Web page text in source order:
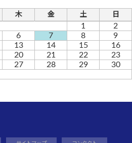
木 金 土 日
1
2
6 7 8
9
13 14 15
16
20 21 22
23
27 28 29
30